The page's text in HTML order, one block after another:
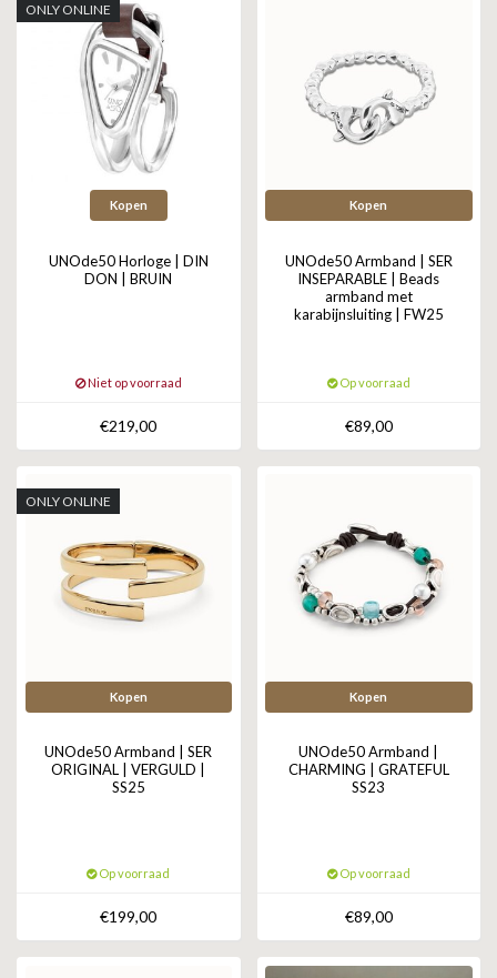
ONLY ONLINE
Kopen
UNOde50 Horloge | DIN
DON | BRUIN
Niet op voorraad
€219,00
Kopen
UNOde50 Armband | SER
INSEPARABLE | Beads
armband met
karabijnsluiting | FW25
Op voorraad
€89,00
ONLY ONLINE
Kopen
UNOde50 Armband | SER
ORIGINAL | VERGULD |
SS25
Op voorraad
€199,00
Kopen
UNOde50 Armband |
CHARMING | GRATEFUL
SS23
Op voorraad
€89,00